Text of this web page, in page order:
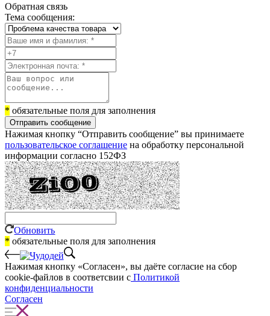
Обратная связь
Тема сообщения:
* обязательные поля для заполнения
Отправить сообщение
Нажимая кнопку “Отправить сообщение” вы принимаете
пользовательское соглашение на обработку персональной
информации согласно 152ФЗ
Обновить
* обязательные поля для заполнения
Нажимая кнопку «Согласен», вы даёте cогласие на сбор
cookie-файлов в соответсвии с Политикой
конфиденциальности
Согласен